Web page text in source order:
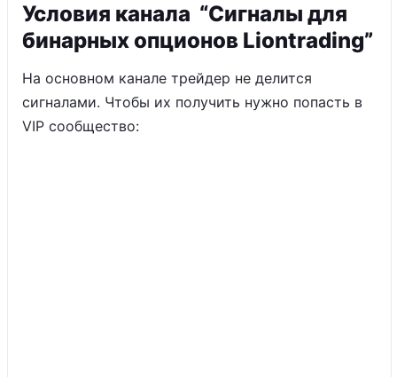
Условия канала “Сигналы для
бинарных опционов Liontrading”
На основном канале трейдер не делится
сигналами. Чтобы их получить нужно попасть в
VIP сообщество: